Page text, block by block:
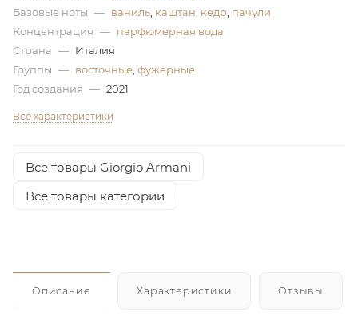
Базовые ноты — ваниль каштан кедр пачули
Концентрация — парфюмерная вода
Страна — Италия
Группы — восточные фужерные
Год создания — 2021
Все характеристики
Все товары Giorgio Armani
Все товары категории
Описание Характеристики Отзывы